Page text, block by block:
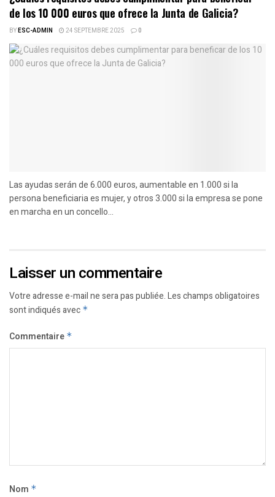
de los 10 000 euros que ofrece la Junta de Galicia?
BYESC-ADMIN 24 SEPTEMBRE 2025 0
Las ayudas serán de 6.000 euros, aumentable en 1.000 si la
persona beneficiaria es mujer, y otros 3.000 si la empresa se pone
en marcha en un concello...
Laisser un commentaire
Votre adresse e-mail ne sera pas publiée.Les champs obligatoires
sont indiqués avec *
Commentaire *
Nom *